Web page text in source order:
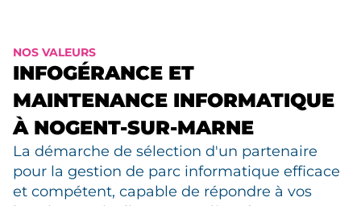
NOS VALEURS
INFOGÉRANCE ET
MAINTENANCE INFORMATIQUE
À NOGENT-SUR-MARNE
La démarche de sélection d'un partenaire
pour la gestion de parc informatique efficace
et compétent, capable de répondre à vos